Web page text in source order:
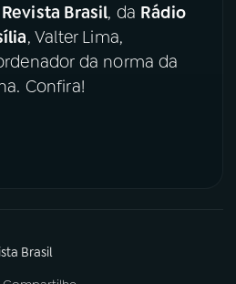
X
Revista Brasil, da Rádio
, Valter Lima,
da norma da
Confira!
Brasil